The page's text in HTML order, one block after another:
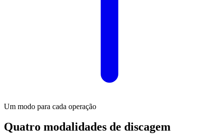
Um modo para cada operação
Quatro modalidades de discagem